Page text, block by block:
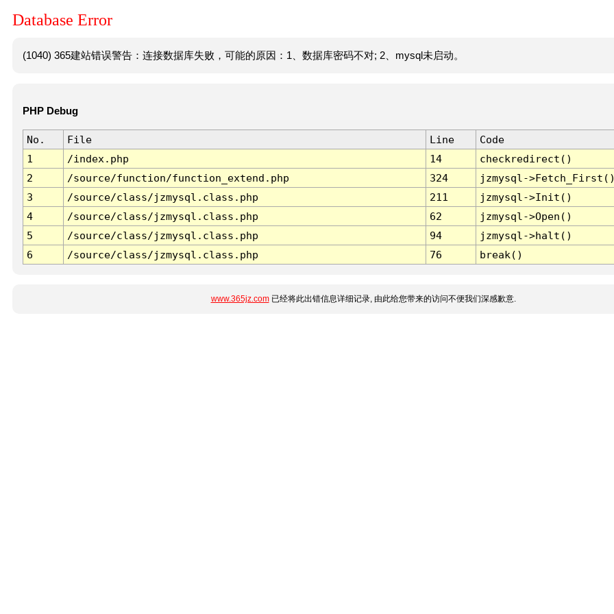
Database Error
(1040) 365建站错误警告：连接数据库失败，可能的原因：1、数据库密码不对; 2、mysql未启动。
PHP Debug
No. File Line
Code
1
/index.php 14
checkredirect()
2
/source/function/function_extend.php 324
jzmysql-
3
/source/class/jzmysql.class.php 211
jzmysql->Init()
4
/source/class/jzmysql.class.php 62
jzmysql->Open()
5
/source/class/jzmysql.class.php 94
jzmysql->halt()
6
/source/class/jzmysql.class.php 76 break()
www.365jz.com已经将此出错信息详细记录, 由此给您带来的访问不便我们深感歉意.